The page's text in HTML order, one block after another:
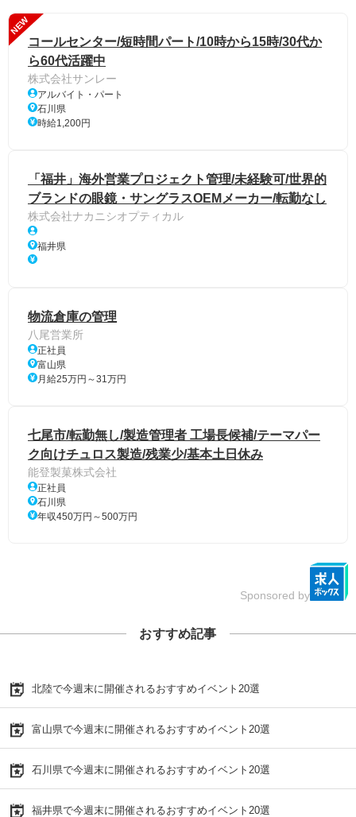
NEW
コールセンター/短時間パート/10時から15時/30代か
ら60代活躍中
株式会社サンレー
アルバイト・パート
石川県
時給1,200円
「福井」海外営業プロジェクト管理/未経験可/世界的
ブランドの眼鏡・サングラスOEMメーカー/転勤なし
株式会社ナカニシオプティカル
福井県
物流倉庫の管理
八尾営業所
正社員
富山県
月給25万円～31万円
七尾市/転勤無し/製造管理者 工場長候補/テーマパー
ク向けチュロス製造/残業少/基本土日休み
能登製菓株式会社
正社員
石川県
年収450万円～500万円
Sponsored by
おすすめ記事
北陸で今週末に開催されるおすすめイベント20選
富山県で今週末に開催されるおすすめイベント20選
石川県で今週末に開催されるおすすめイベント20選
福井県で今週末に開催されるおすすめイベント20選